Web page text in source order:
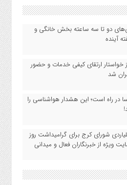
دو تا سه ساعته بخش خانگی و
آینده
خواستار ارتقای کیفی خدمات و حضور
شد
در راه است؛ این هشدار هواشناسی را
۳ میلیاردی شورای کرج برای گرامیداشت روز
ویژه از خبرنگاران فعال و میدانی